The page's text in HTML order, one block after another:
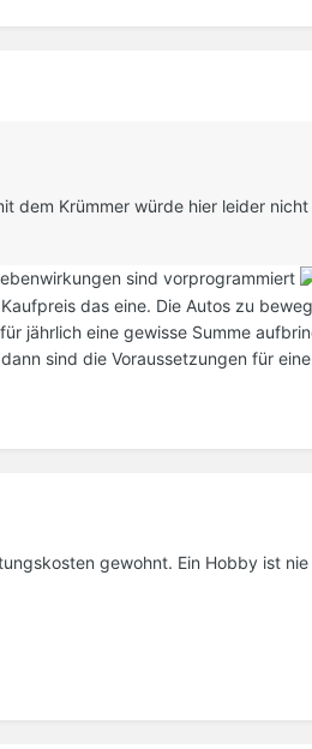
dem Krümmer würde hier leider
sind vorprogrammiert
das eine. Die Autos zu
jährlich eine gewisse Summe
sind die Voraussetzungen für
gewohnt. Ein Hobby ist nie